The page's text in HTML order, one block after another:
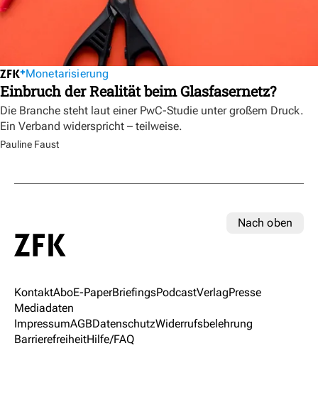
Monetarisierung
Einbruch der Realität beim Glasfasernetz?
Die Branche steht laut einer PwC-Studie unter großem Druck.
Ein Verband widerspricht – teilweise.
Pauline Faust
Nach oben
KontaktAboE-PaperBriefingsPodcastVerlagPresse
Mediadaten
ImpressumAGBDatenschutzWiderrufsbelehrung
BarrierefreiheitHilfe/FAQ